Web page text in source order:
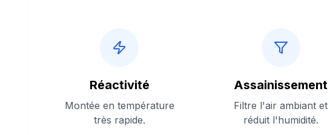
Réactivité
Montée en température
très rapide.
Assainissement
Filtre l'air ambiant et
réduit l'humidité.